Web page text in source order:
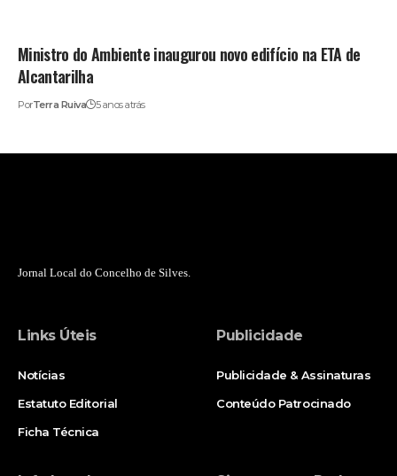
Ministro do Ambiente inaugurou novo edifício na ETA de
Alcantarilha
PorTerra Ruiva 5 anos atrás
Jornal Local do Concelho de Silves.
Links Úteis
Notícias
Estatuto Editorial
Ficha Técnica
Publicidade
Publicidade & Assinaturas
Conteúdo Patrocinado